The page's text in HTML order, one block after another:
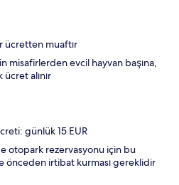
ücretten muaftır
misafirlerden evcil hayvan başına,
ücret alınır
günlük 15 EUR
otopark rezervasyonu için bu
önceden irtibat kurması gereklidir